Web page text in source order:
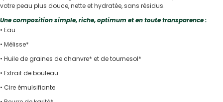
votre peau plus douce, nette et hydratée, sans résidus.
Une composition simple, riche, optimum et en toute transparence :
• Eau
• Mélisse*
• Huile de graines de chanvre* et de tournesol*
• Extrait de bouleau
• Cire émulsifiante